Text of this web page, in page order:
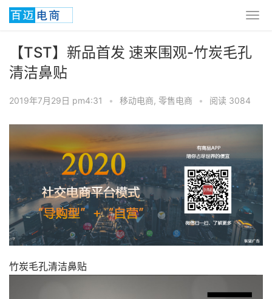
【TST】新品首发 速来围观-竹炭毛孔
清洁鼻贴
2019年7月29日 pm4:31 • 移动电商, 零售电商 • 阅读 3084
竹炭毛孔清洁鼻贴